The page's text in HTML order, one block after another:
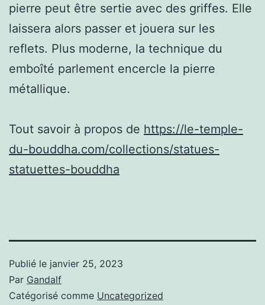
pierre peut être sertie avec des griffes. Elle
laissera alors passer et jouera sur les
reflets. Plus moderne, la technique du
emboîté parlement encercle la pierre
métallique.
Tout savoir à propos de https://le-temple-
du-bouddha.com/collections/statues-
statuettes-bouddha
Publié le janvier 25, 2023
Par Gandalf
Catégorisé comme Uncategorized